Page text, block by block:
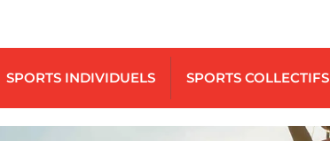
SPORTS INDIVIDUELS SPORTS COLLECTIFS